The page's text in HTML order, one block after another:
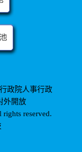
政院人事行政
外開放
reserved.